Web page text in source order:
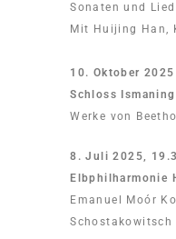
Sonaten und
Mit Huijing Han,
10. Oktober 2025
Schloss
Werke von
8. Juli 2025,
Elbphilharmonie
Emanuel Moór